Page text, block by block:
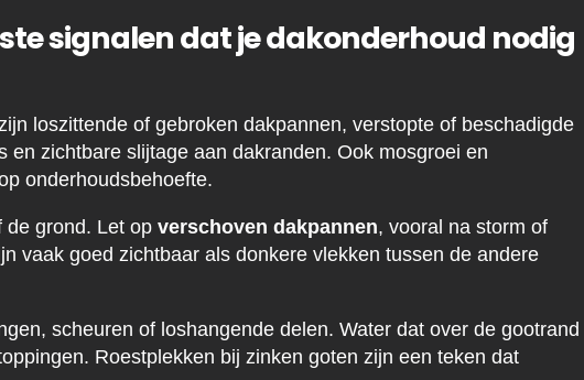
signalen dat je dakonderhoud nodig
loszittende of gebroken dakpannen, verstopte of beschadigde
en zichtbare slijtage aan dakranden. Ook mosgroei en
onderhoudsbehoefte.
de grond. Let op verschoven dakpannen, vooral na storm of
vaak goed zichtbaar als donkere vlekken tussen de andere
scheuren of loshangende delen. Water dat over de gootrand
Roestplekken bij zinken goten zijn een teken dat